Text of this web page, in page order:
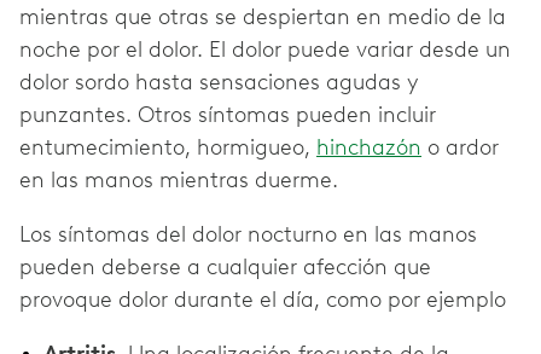
mientras que otras se despiertan en medio de la
noche por el dolor. El dolor puede variar desde un
dolor sordo hasta sensaciones agudas y
punzantes. Otros síntomas pueden incluir
entumecimiento, hormigueo, hinchazón o ardor
en las manos mientras duerme.
Los síntomas del dolor nocturno en las manos
pueden deberse a cualquier afección que
provoque dolor durante el día, como por ejemplo